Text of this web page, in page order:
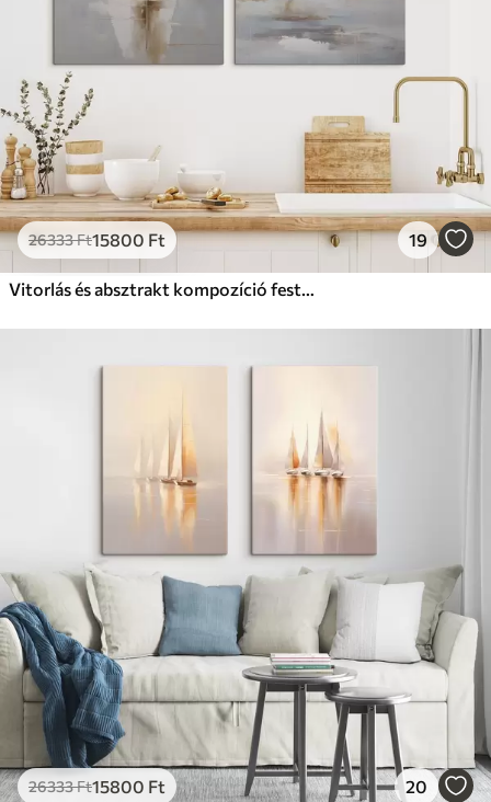
26333Ft15800 Ft 19
Vitorlás és absztrakt kompozíció festmény utánzat
26333Ft15800 Ft 20